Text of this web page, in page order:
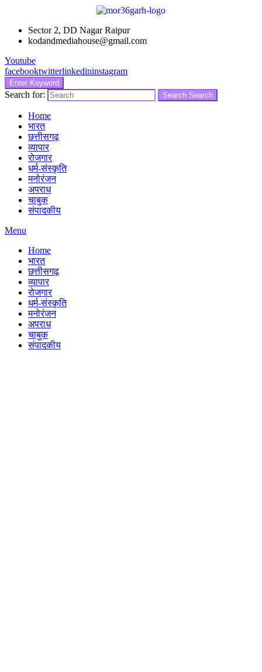
Sector 2, DD Nagar Raipur
kodandmediahouse@gmail.com
Youtube
facebooktwitterlinkedininstagram
Enter Keyword
Search for: Search Search
Home
भारत
छत्तीसगढ़
व्यापार
रोजगार
धर्म-संस्कृति
मनोरंजन
अपराध
चाबुक
संपादकीय
Menu
Home
भारत
छत्तीसगढ़
व्यापार
रोजगार
धर्म-संस्कृति
मनोरंजन
अपराध
चाबुक
संपादकीय